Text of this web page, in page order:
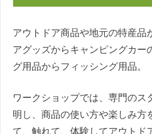
アウトドア商品や地元の特産品
アグッズからキャンピングカー
グ用品からフィッシング用品。
ワークショップでは、専門のス
明し、商品の使い方や楽しみ方
て、触れて、体験してアウトド